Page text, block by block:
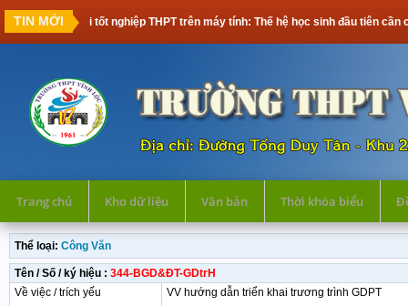
TIN MỚIThi tốt nghiệp THPT trên máy tính: Thế hệ học sinh đầu tiên cần chuẩn
Trang chủ Kho dữ liệu Văn bản Thời khóa biểu
Thể loại: Công Văn
Tên / Số / ký hiệu : 344-BGD&ĐT-GDtrH
Về việc / trích yếu
VV hướng dẫn triển khai trương trình GDPT